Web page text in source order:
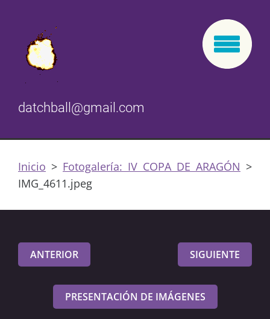
datchball@gmail.com
Inicio > Fotogalería: IV COPA DE ARAGÓN >
IMG_4611.jpeg
ANTERIOR SIGUIENTE
PRESENTACIÓN DE IMÁGENES